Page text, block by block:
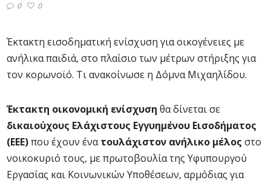
0
0
Έκτακτη εισοδηματική ενίσχυση για οικογένειες με
ανήλικα παιδιά, στο πλαίσιο των μέτρων στήριξης για
τον κορωνοϊό. Τι ανακοίνωσε η Δόμνα Μιχαηλίδου.
Έκτακτη οικονομική ενίσχυση θα δίνεται σε
δικαιούχους Ελάχιστους Εγγυημένου Εισοδήματος
(ΕΕΕ)που έχουν ένατουλάχιστον ανήλικο μέλος στο
νοικοκυριό τους, με πρωτοβουλία της Υφυπουργού
Εργασίας και Κοινωνικών Υποθέσεων, αρμόδιας για